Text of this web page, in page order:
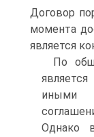
Договор
момента
является
По
иными
Однако